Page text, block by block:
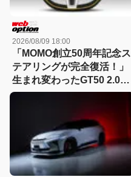
2026/08/09 18:00
「MOMO創立50周年記念ス
テアリングが完全復活！」
生まれ変わったGT50 2.0を
徹底解剖